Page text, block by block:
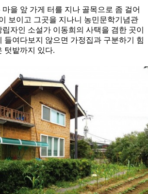
을 앞 가게 터를 지나 골목으로 좀 걸어
보이고 그곳을 지나니 농민문학기념관
자인 소설가 이동희의 사택을 겸한 곳이
들여다보지 않으면 가정집과 구분하기 힘
텃밭까지 있다.